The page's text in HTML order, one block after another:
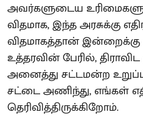
அவர்களுடைய
விதமாக, இந்த அரசுக்கு
விதமாகத்தான்
உத்தரவின் பேரில்,
அனைத்து சட்டமன்ற
சட்டை அணிந்து, எங்கள்
தெரிவித்திருக்கிறோம்.